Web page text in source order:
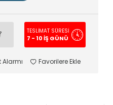
TESLİMAT SÜRESİ
7 - 10 İŞ GÜNÜ
Alarmı Favorilere Ekle